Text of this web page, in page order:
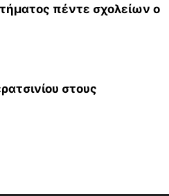
πέντε σχολείων ο
στους